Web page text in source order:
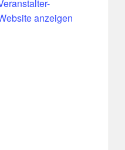
anzeigen